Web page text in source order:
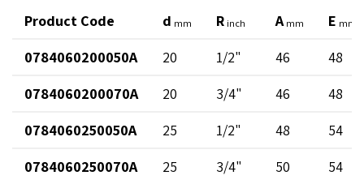
Product Code d mm R inch A mm E mm
0784060200050A 20 1/2" 46
48
0784060200070A
20 3/4" 46
48
0784060250050A
25 1/2" 48
54
0784060250070A
25 3/4" 50
54